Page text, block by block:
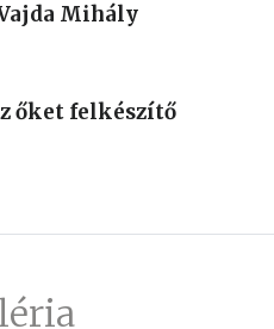
Mihály
őket felkészítő